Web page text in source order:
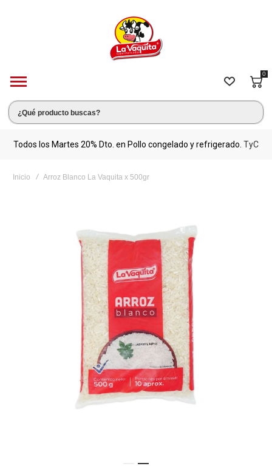
0
Todos los Martes 20% Dto. en Pollo congelado y refrigerado. TyC
Inicio Arroz Blanco La Vaquita x 500gr